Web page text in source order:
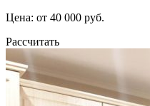
Цена: от 40 000 руб.
Рассчитать